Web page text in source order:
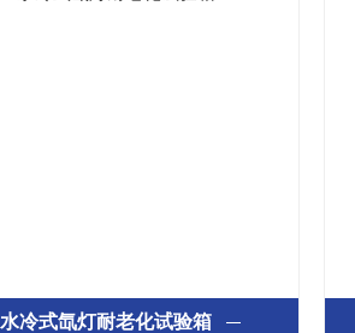
水冷式氙灯耐老化试验箱